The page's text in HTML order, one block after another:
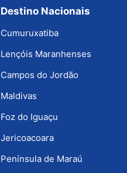
Destino Nacionais
Cumuruxatiba
Lençóis Maranhenses
Campos do Jordão
Maldivas
Foz do Iguaçu
Jericoacoara
Península de Maraú